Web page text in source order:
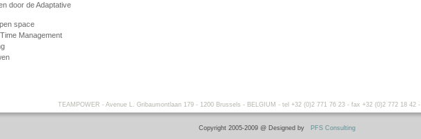
door de Adaptative
space
Management
TEAMPOWER - Avenue L. Gribaumontlaan 179 - 1200 Brussels - BELGIUM - tel +32 (0)2 771 76 23 - fax +32 (0)2 772 18 42 -
Copyright 2005-2009 @ Designed by
PFS Consulting